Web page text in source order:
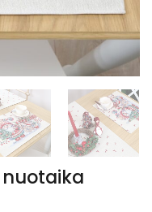
nuotaika